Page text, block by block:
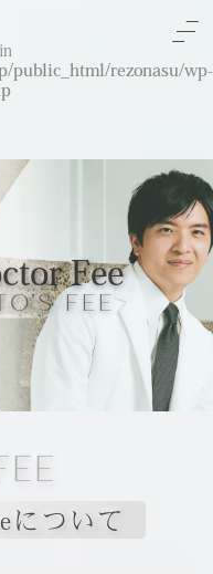
public_html/rezonasu/wp-
て
ネス
Fee
FEE
について